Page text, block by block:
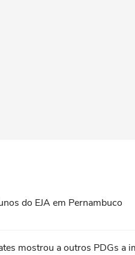
do EJA em Pernambuco
mostrou a outros PDGs a